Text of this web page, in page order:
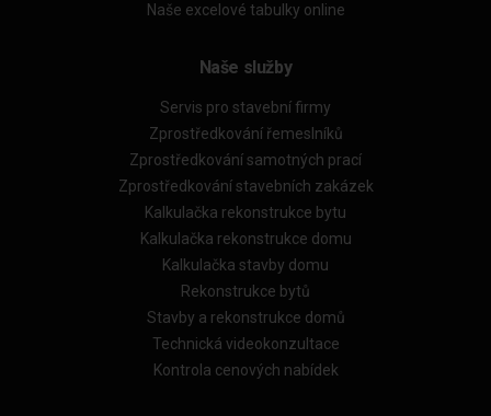
Naše excelové tabulky online
Naše služby
Servis pro stavební firmy
Zprostředkování řemeslníků
Zprostředkování samotných prací
Zprostředkování stavebních zakázek
Kalkulačka rekonstrukce bytu
Kalkulačka rekonstrukce domu
Kalkulačka stavby domu
Rekonstrukce bytů
Stavby a rekonstrukce domů
Technická videokonzultace
Kontrola cenových nabídek